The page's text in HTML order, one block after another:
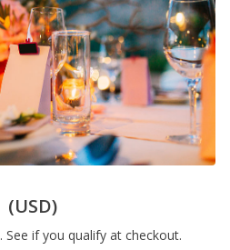
(USD)
. See if you qualify at checkout.